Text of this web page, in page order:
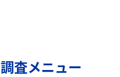
調査メニュー